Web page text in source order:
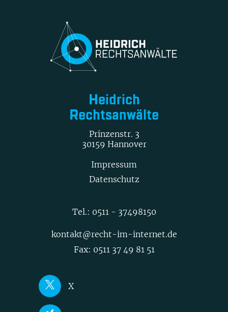
Heidrich
Rechtsanwälte
Prinzenstr. 3
30159 Hannover
Impressum
Datenschutz
Tel.: 0511 - 37498150
kontakt@recht-im-internet.de
Fax: 0511 37 49 81 51
X